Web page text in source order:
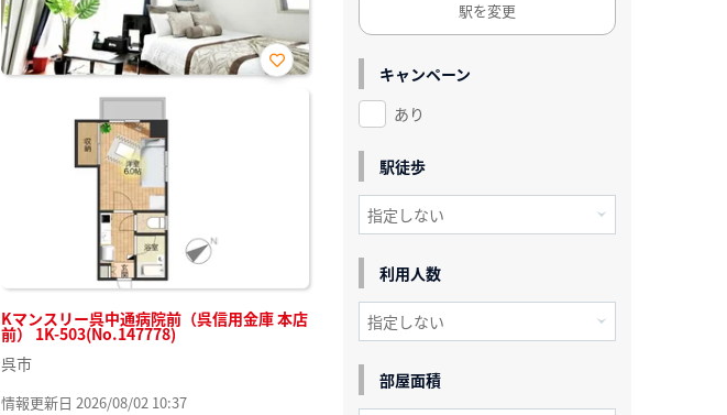
Kマンスリー呉中通病院前（呉信用金庫 本店
前） 1K-503(No.147778)
お気
呉市
情報更新日 2026/08/02 10:37
駅を変更
キャンペーン
あり
駅徒歩
利用人数
部屋面積